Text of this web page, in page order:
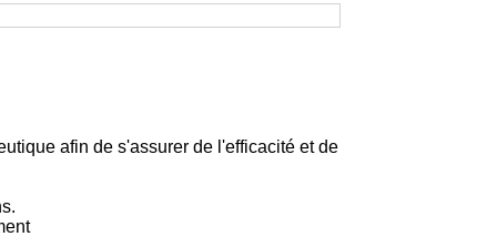
afin de s'assurer de l'efficacité et de